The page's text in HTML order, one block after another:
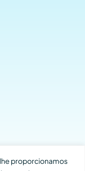
proporcionamos